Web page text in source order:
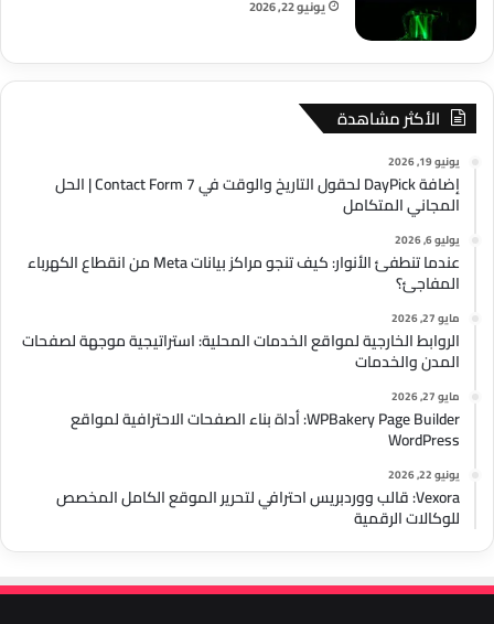
يونيو 22, 2026
الأكثر مشاهدة
يونيو 19, 2026
إضافة DayPick لحقول التاريخ والوقت في Contact Form 7 | الحل
المجاني المتكامل
يوليو 6, 2026
عندما تنطفئ الأنوار: كيف تنجو مراكز بيانات Meta من انقطاع الكهرباء
المفاجئ؟
مايو 27, 2026
الروابط الخارجية لمواقع الخدمات المحلية: استراتيجية موجهة لصفحات
المدن والخدمات
مايو 27, 2026
WPBakery Page Builder: أداة بناء الصفحات الاحترافية لمواقع
WordPress
يونيو 22, 2026
Vexora: قالب ووردبريس احترافي لتحرير الموقع الكامل المخصص
للوكالات الرقمية